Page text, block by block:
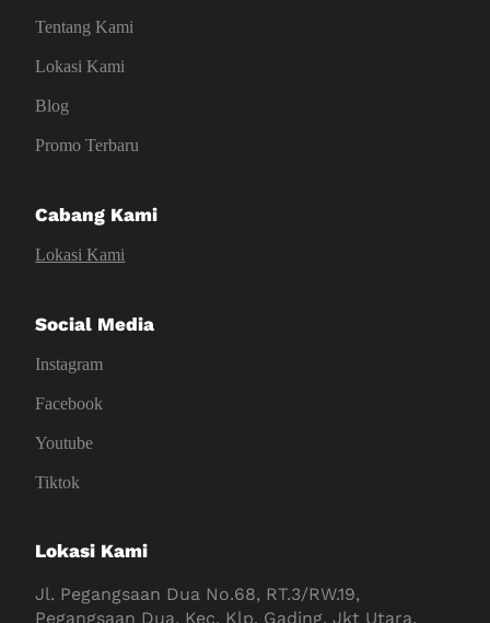
Tentang Kami
Lokasi Kami
Blog
Promo Terbaru
Cabang Kami
Lokasi Kami
Social Media
Instagram
Facebook
Youtube
Tiktok
Lokasi Kami
Jl. Pegangsaan Dua No.68, RT.3/RW.19,
Pegangsaan Dua, Kec. Klp. Gading, Jkt Utara,